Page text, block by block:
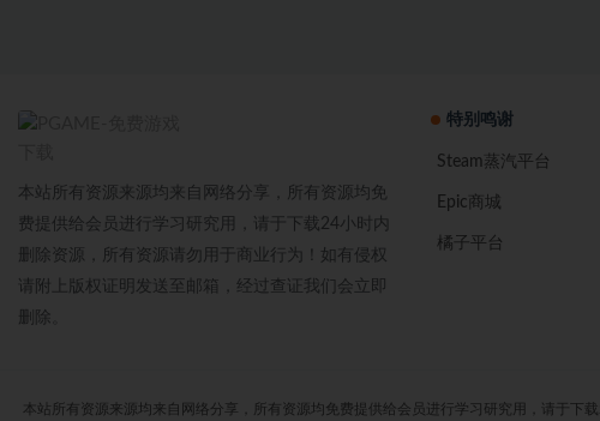
本站所有资源来源均来自网络分享，所有资源均免
费提供给会员进行学习研究用，请于下载24小时内
删除资源，所有资源请勿用于商业行为！如有侵权
请附上版权证明发送至邮箱，经过查证我们会立即
删除。
特别鸣谢
Steam蒸汽平台
Epic商城
橘子平台
本站所有资源来源均来自网络分享，所有资源均免费提供给会员进行学习研究用，请于下